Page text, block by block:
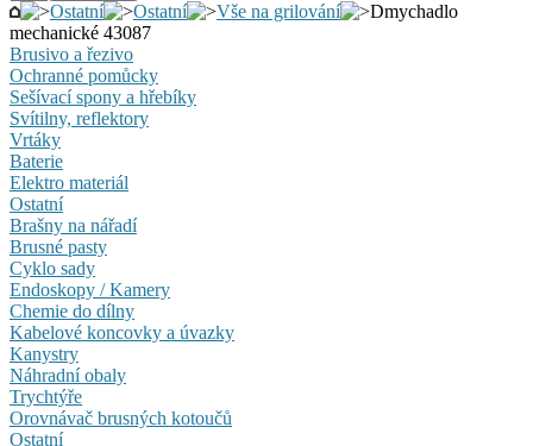
Ostatní Ostatní Vše na grilování
Dmychadlo
mechanické 43087
Brusivo a řezivo
Ochranné pomůcky
Sešívací spony a hřebíky
Svítilny, reflektory
Vrtáky
Baterie
Elektro materiál
Ostatní
Brašny na nářadí
Brusné pasty
Cyklo sady
Endoskopy / Kamery
Chemie do dílny
Kabelové koncovky a úvazky
Kanystry
Náhradní obaly
Trychtýře
Orovnávač brusných kotoučů
Ostatní